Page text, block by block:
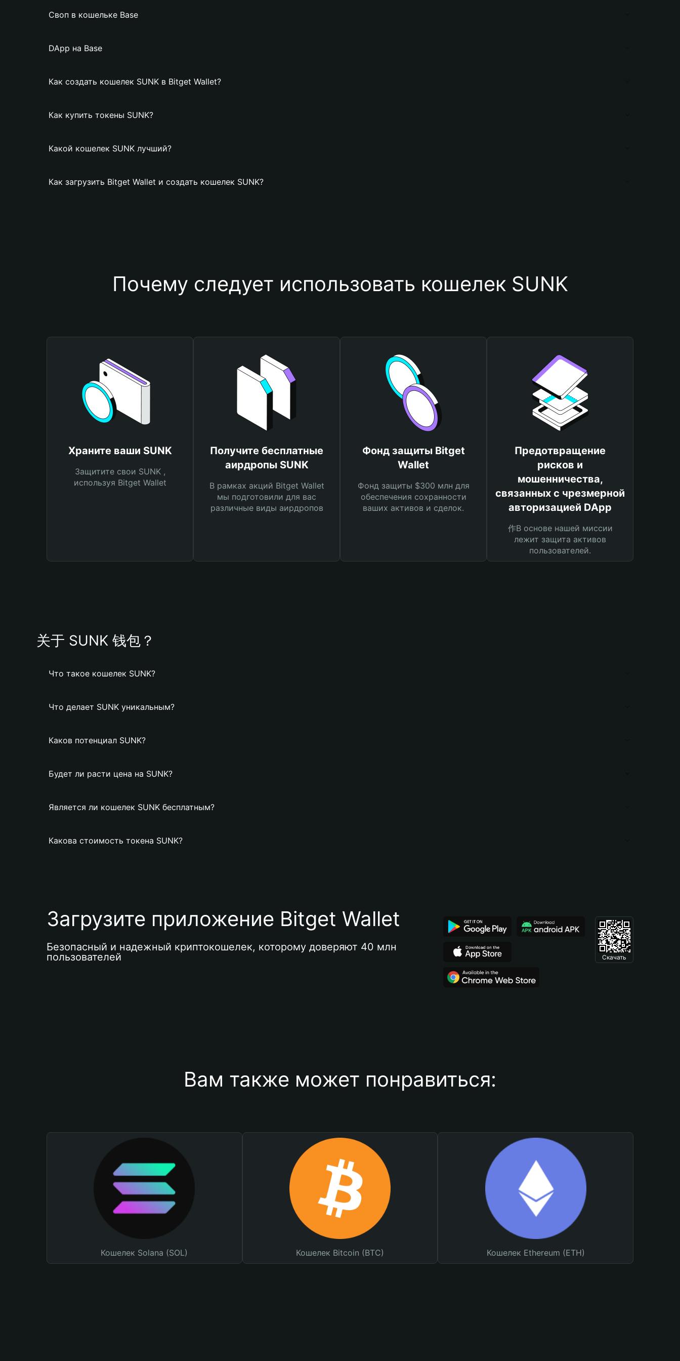
Своп в кошельке Base
DApp на Base
Как создать кошелек SUNK в Bitget Wallet?
Как купить токены SUNK?
Какой кошелек SUNK лучший?
Как загрузить Bitget Wallet и создать кошелек SUNK?
Почему следует использовать кошелек SUNK
Храните ваши SUNK
Защитите свои SUNK ,
используя Bitget Wallet
Получите бесплатные
аирдропы SUNK
В рамках акций Bitget Wallet
мы подготовили для вас
различные виды аирдропов
Фонд защиты Bitget
Wallet
Фонд защиты $300 млн для
обеспечения сохранности
ваших активов и сделок.
Предотвращение
рисков и
мошенничества,
связанных с чрезмерной
авторизацией DApp
作В основе нашей миссии
лежит защита активов
пользователей.
关于 SUNK 钱包？
Что такое кошелек SUNK?
Что делает SUNK уникальным?
Каков потенциал SUNK?
Будет ли расти цена на SUNK?
Является ли кошелек SUNK бесплатным?
Какова стоимость токена SUNK?
Загрузите приложение Bitget Wallet
Безопасный и надежный криптокошелек, которому доверяют 40 млн
пользователей
Скачать
Вам также может понравиться:
Кошелек Solana (SOL) Кошелек Bitcoin (BTC) Кошелек Ethereum (ETH)